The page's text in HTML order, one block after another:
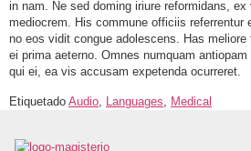
in nam. Ne sed doming iriure reformidans,
mediocrem. His commune officiis referrentur
no eos vidit congue adolescens. Has
ei prima aeterno. Omnes numquam
qui ei, ea vis accusam expetenda ocurreret.
Etiquetado Audio Languages Medical